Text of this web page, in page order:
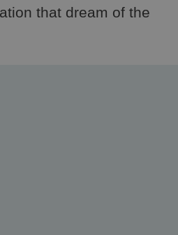
that dream of the